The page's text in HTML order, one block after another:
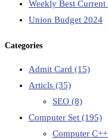
Weekly Best
Union Budget 2024
Categories
Admit Card (15)
Articls (35)
SEO (8)
Computer Set (195)
Computer C++